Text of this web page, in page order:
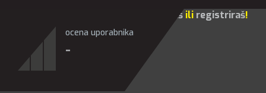
prijaviš ili registriraš!
ocena uporabnika
-